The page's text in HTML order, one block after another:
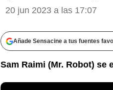
20 jun 2023 a las 17:07
Añade Sensacine a tus fuentes
Sam Raimi (Mr. Robot) se